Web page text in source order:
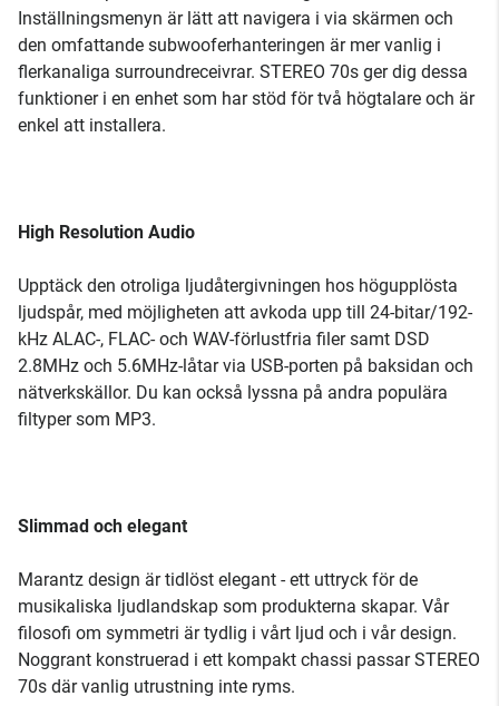
Inställningsmenyn är lätt att navigera i via skärmen och
den omfattande subwooferhanteringen är mer vanlig i
flerkanaliga surroundreceivrar. STEREO 70s ger dig dessa
funktioner i en enhet som har stöd för två högtalare och är
enkel att installera.
High Resolution Audio
Upptäck den otroliga ljudåtergivningen hos högupplösta
ljudspår, med möjligheten att avkoda upp till 24-bitar/192-
kHz ALAC-, FLAC- och WAV-förlustfria filer samt DSD
2.8MHz och 5.6MHz-låtar via USB-porten på baksidan och
nätverkskällor. Du kan också lyssna på andra populära
filtyper som MP3.
Slimmad och elegant
Marantz design är tidlöst elegant - ett uttryck för de
musikaliska ljudlandskap som produkterna skapar. Vår
filosofi om symmetri är tydlig i vårt ljud och i vår design.
Noggrant konstruerad i ett kompakt chassi passar STEREO
70s där vanlig utrustning inte ryms.